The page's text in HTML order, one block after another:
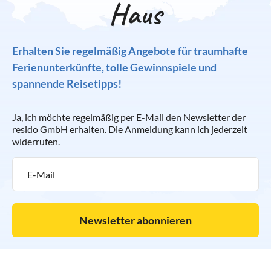
Haus
Erhalten Sie regelmäßig Angebote für traumhafte
Ferienunterkünfte, tolle Gewinnspiele und
spannende Reisetipps!
Ja, ich möchte regelmäßig per E-Mail den Newsletter der
resido GmbH erhalten. Die Anmeldung kann ich jederzeit
widerrufen.
Newsletter abonnieren